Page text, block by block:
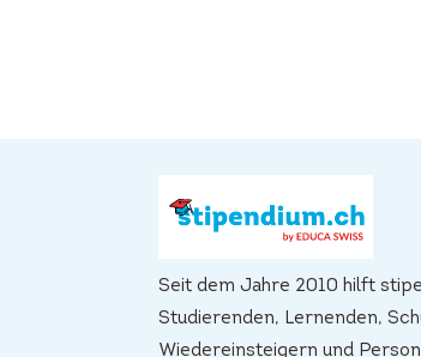
Seit dem Jahre 2010 hilft
Studierenden, Lernenden,
Wiedereinsteigern und